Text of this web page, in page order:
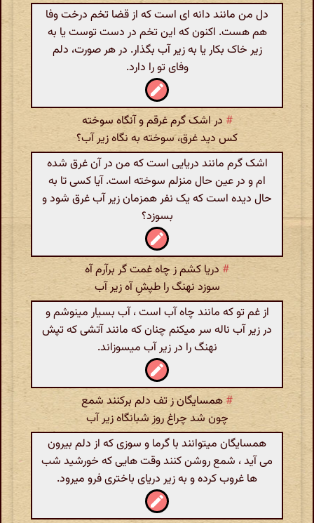
دل من مانند دانه ای است که از قضا تخم درخت وفا
هم هست. اکنون که این تخم در دست توست یا به
زیر خاک بکار یا به زیر آب بگذار. در هر صورت، دلم
وفای تو را دارد.
# در اشک گرم غرقم و آنگاه سوخته
کس دید غرق، سوخته به نگاه زیر آب؟
اشک گرم مانند دریایی است که من در آن غرق شده
ام و در عین حال منزلم سوخته است. آیا کسی تا به
حال دیده است که یک نفر همزمان زیر آب غرق شود و
بسوزد؟
# دریا کشم ز چاه غمت گر برآرم آه
سوزد نهنگ را طپشِ آه زیر آب
از غم تو که مانند چاه آب است ، آب بسیار مینوشم و
در زیر آب ناله سر میکنم چنان که مانند آتشی که تپش
نهنگ را در زیر آب میسوزاند.
#همسایگان ز تف دلم برکنند شمع
چون شد چراغ روز شبانگاه زیر آب
همسایگان میتوانند با گرما و سوزی که از دلم بیرون
می آید ، شمع روشن کنند وقت هایی که خورشید شب
ها غروب کرده و به زیر دریای باختری فرو میرود.